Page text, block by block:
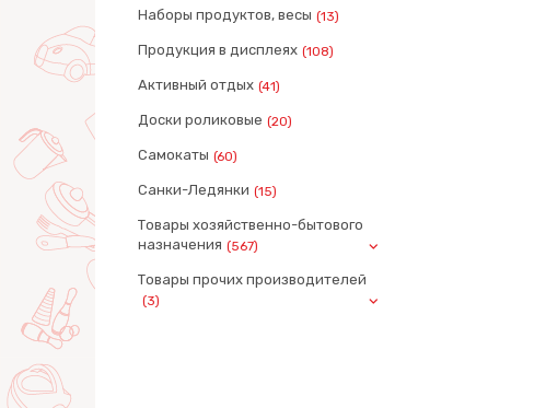
Наборы продуктов, весы (13)
Продукция в дисплеях (108)
Активный отдых (41)
Доски роликовые (20)
Самокаты (60)
Санки-Ледянки (15)
Товары хозяйственно-бытового
назначения (567)
Товары прочих производителей
(3)